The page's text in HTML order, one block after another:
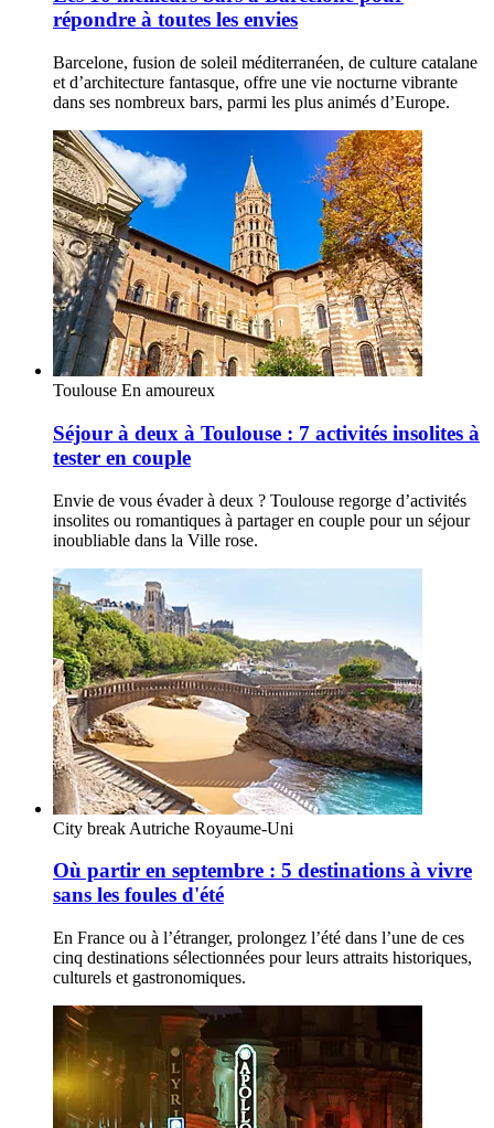
répondre à toutes les envies
Barcelone, fusion de soleil méditerranéen, de culture catalane
et d’architecture fantasque, offre une vie nocturne vibrante
dans ses nombreux bars, parmi les plus animés d’Europe.
Toulouse En amoureux
Séjour à deux à Toulouse : 7 activités insolites à
tester en couple
Envie de vous évader à deux ? Toulouse regorge d’activités
insolites ou romantiques à partager en couple pour un séjour
inoubliable dans la Ville rose.
City break Autriche Royaume-Uni
Où partir en septembre : 5 destinations à vivre
sans les foules d'été
En France ou à l’étranger, prolongez l’été dans l’une de ces
cinq destinations sélectionnées pour leurs attraits historiques,
culturels et gastronomiques.